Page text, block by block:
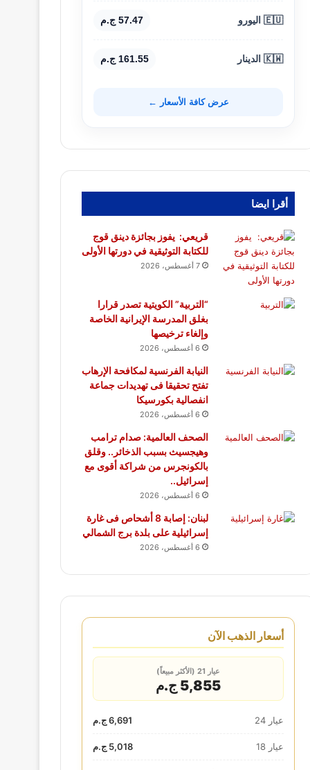
🇪🇺 اليورو 57.47 ج.م
🇰🇼 الدينار 161.55 ج.م
عرض كافة الأسعار ←
أقرا ايضا
قريعي: يفوز بجائزة دينق قوج
للكتابة التوثيقية في دورتها الأولى
7 أغسطس، 2026
“التربية” الكويتية تصدر قرارا
بغلق المدرسة الإيرانية الخاصة
وإلغاء ترخيصها
6 أغسطس، 2026
النيابة الفرنسية لمكافحة الإرهاب
تفتح تحقيقا فى تهديدات جماعة
انفصالية بكورسيكا
6 أغسطس، 2026
الصحف العالمية: صدام ترامب
وهيجسيث بسبب الذخائر.. وقلق
بالكونجرس من شراكة أقوى مع
إسرائيل..
6 أغسطس، 2026
لبنان: إصابة 8 أشحاص فى غارة
إسرائيلية على بلدة برج الشمالي
6 أغسطس، 2026
أسعار الذهب الآن
عيار 21 (الأكثر مبيعاً)
5,855 ج.م
عيار 24 6,691 ج.م
عيار 18 5,018 ج.م